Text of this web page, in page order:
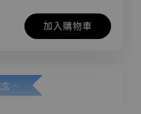
加入購物車
加購優惠【悟空 鳥山明紀念款 [奇蹟工作室]】